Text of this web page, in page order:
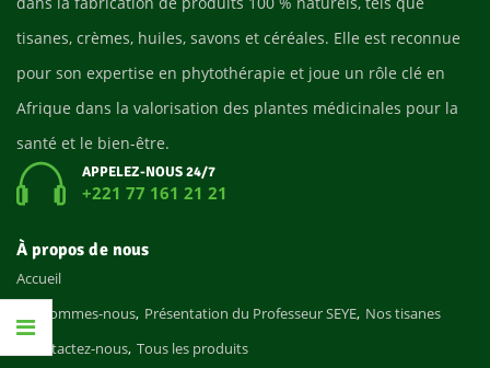
tisanes, crèmes, huiles, savons et céréales. Elle est reconnue
pour son expertise en phytothérapie et joue un rôle clé en
Afrique dans la valorisation des plantes médicinales pour la
santé et le bien-être.
APPELEZ-NOUS 24/7
+221 77 161 21 21
À propos de nous
Accueil
Qui sommes-nous Présentation du Professeur SEYE Nos tisanes
Contactez-nous Tous les produits